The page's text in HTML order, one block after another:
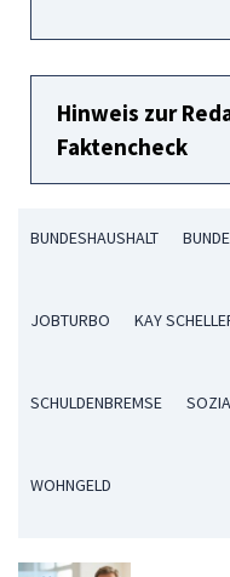
Hinweis zur
Faktencheck
BUNDESHAUSHALT
JOBTURBO KAY
SCHULDENBREMSE
WOHNGELD